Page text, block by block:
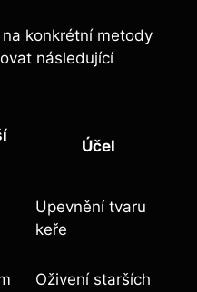
konkrétní metody
následující
Účel
Upevnění tvaru
keře
Oživení starších